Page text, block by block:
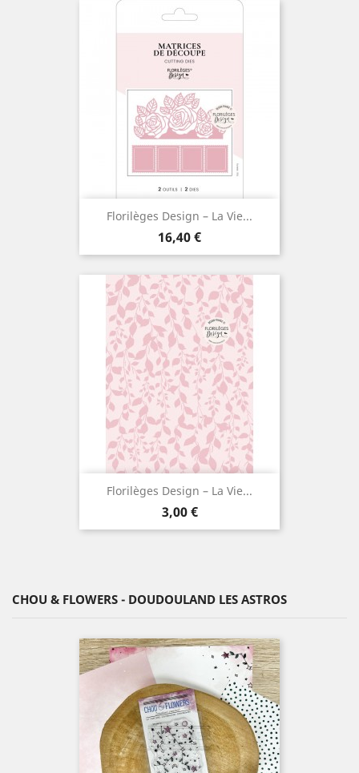
Florilèges Design – La Vie...
Prix
16,40 €
Florilèges Design – La Vie...
Prix
3,00 €
CHOU & FLOWERS - DOUDOULAND LES ASTROS